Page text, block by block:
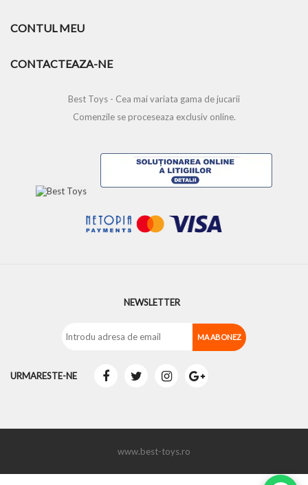
CONTUL MEU
CONTACTEAZA-NE
Best Toys - Cea mai variata gama de jucarii
Comenzile se proceseaza exclusiv online.
NEWSLETTER
URMARESTE-NE
www.best-toys.ro